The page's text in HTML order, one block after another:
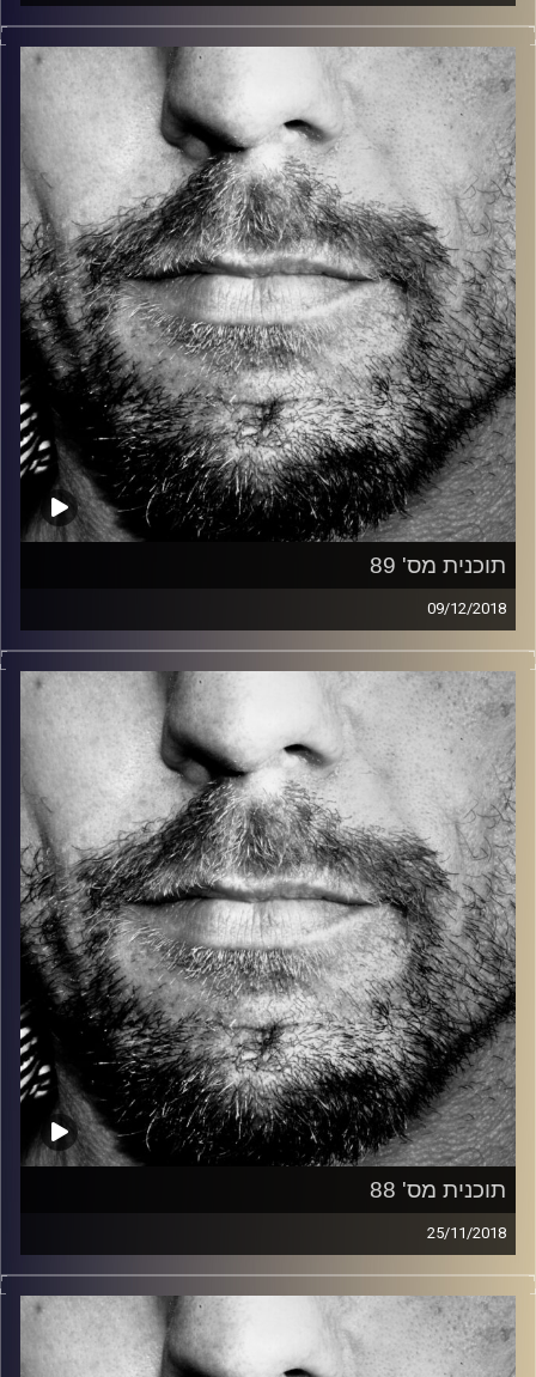
זיפים, מוזיקה מחוספסת של הופעות חיות. הרבה ג'אם, רוק,
בלוז, bluegrass, ג'אז, Fאנק, פרוגרסיב ואפילו אלקטרוניקה.
כל מה שחי, אמיתי ונושם.
עם שמוליק רגב.
קרדיט תמונות: David Goehring
תוכנית מס' 89
09/12/2018
זיפים, מוזיקה מחוספסת של הופעות חיות. הרבה ג'אם, רוק,
בלוז, bluegrass, ג'אז, Fאנק, פרוגרסיב ואפילו אלקטרוניקה.
כל מה שחי, אמיתי ונושם.
עם שמוליק רגב.
קרדיט תמונות: David Goehring
תוכנית מס' 88
25/11/2018
זיפים, מוזיקה מחוספסת של הופעות חיות. הרבה ג'אם, רוק,
בלוז, bluegrass, ג'אז, Fאנק, פרוגרסיב ואפילו אלקטרוניקה.
כל מה שחי, אמיתי ונושם.
עם שמוליק רגב.